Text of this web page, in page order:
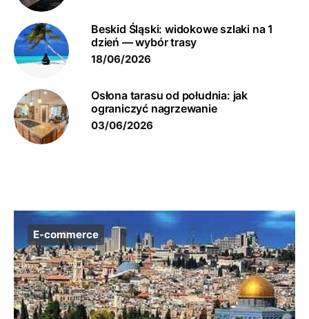
Beskid Śląski: widokowe szlaki na 1
dzień — wybór trasy
18/06/2026
Osłona tarasu od południa: jak
ograniczyć nagrzewanie
03/06/2026
E-commerce